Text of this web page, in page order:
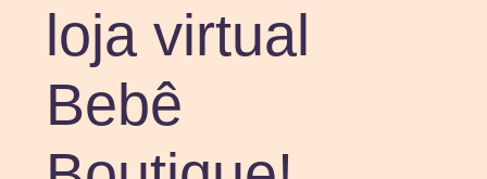
loja virtual
Bebê